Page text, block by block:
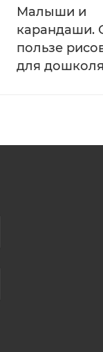
Малыши и
карандаши.
пользе
для